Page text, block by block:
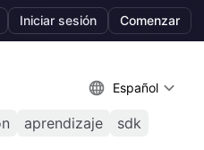
Iniciar sesión Comenzar
Español
aprendizaje sdk